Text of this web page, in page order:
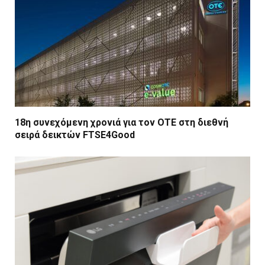
18η συνεχόμενη χρονιά για τον ΟΤΕ στη διεθνή
σειρά δεικτών FTSE4Good